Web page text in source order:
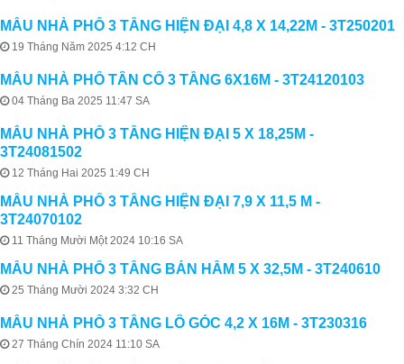
MẪU NHÀ PHỐ 3 TẦNG HIỆN ĐẠI 4,8 X 14,22M - 3T250201
19 Tháng Năm 2025 4:12 CH
MẪU NHÀ PHỐ TÂN CỔ 3 TẦNG 6X16M - 3T24120103
04 Tháng Ba 2025 11:47 SA
MẪU NHÀ PHỐ 3 TẦNG HIỆN ĐẠI 5 X 18,25M -
3T24081502
12 Tháng Hai 2025 1:49 CH
MẪU NHÀ PHỐ 3 TẦNG HIỆN ĐẠI 7,9 X 11,5 M -
3T24070102
11 Tháng Mười Một 2024 10:16 SA
MẪU NHÀ PHỐ 3 TẦNG BÁN HẦM 5 X 32,5M - 3T240610
25 Tháng Mười 2024 3:32 CH
MẪU NHÀ PHỐ 3 TẦNG LÔ GÓC 4,2 X 16M - 3T230316
27 Tháng Chín 2024 11:10 SA